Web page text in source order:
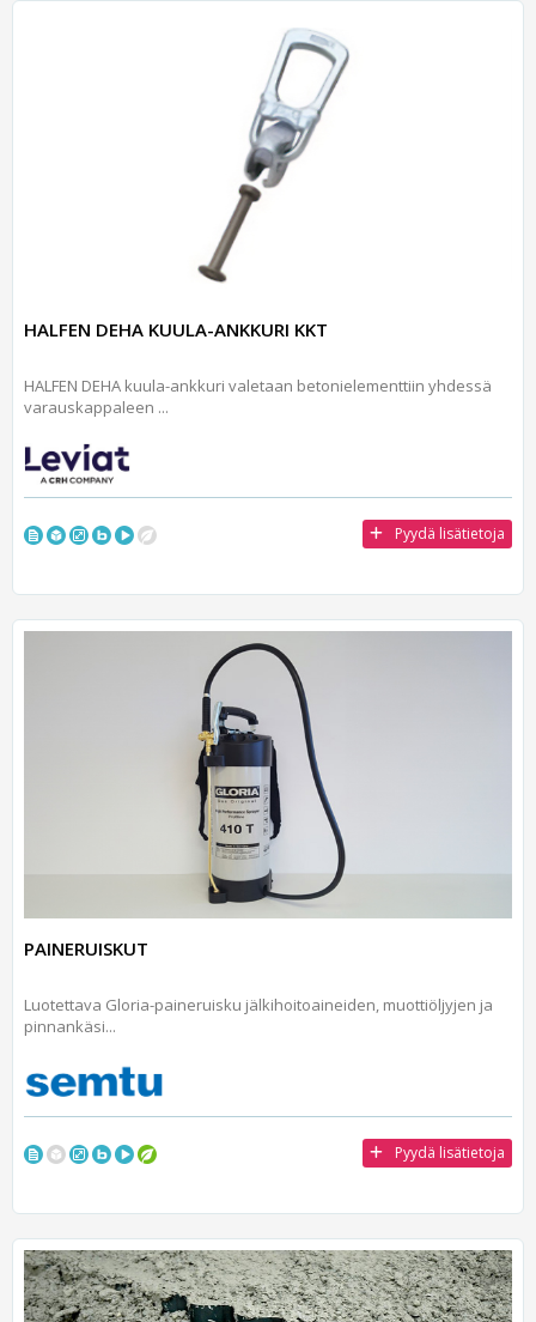
HALFEN DEHA KUULA-ANKKURI KKT
HALFEN DEHA kuula-ankkuri valetaan betonielementtiin yhdessä
varauskappaleen ...
Pyydä lisätietoja
PAINERUISKUT
Luotettava Gloria-paineruisku jälkihoitoaineiden, muottiöljyjen ja
pinnankäsi...
Pyydä lisätietoja